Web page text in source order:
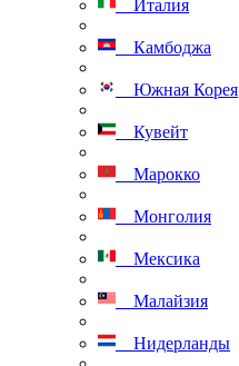
Италия
Камбоджа
Южная Корея
Кувейт
Марокко
Монголия
Мексика
Малайзия
Нидерланды